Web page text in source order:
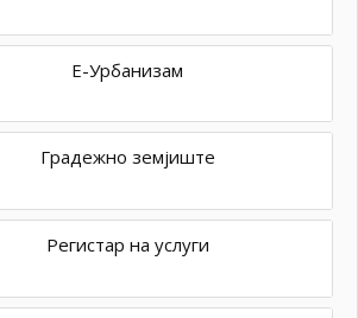
Е-Урбанизам
Градежно земјиште
Регистар на услуги